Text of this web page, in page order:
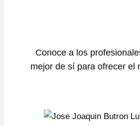
Conoce a los
mejor de sí para ofrecer el